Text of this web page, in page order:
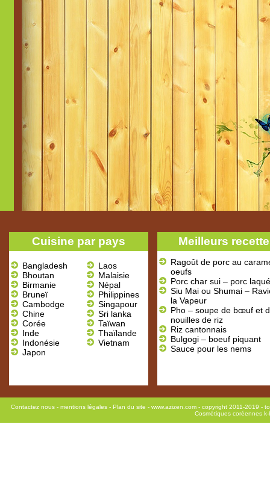
Cuisine par pays
Bangladesh
Bhoutan
Birmanie
Bruneï
Cambodge
Chine
Corée
Inde
Indonésie
Japon
Laos
Malaisie
Népal
Philippines
Singapour
Sri lanka
Taïwan
Thaïlande
Vietnam
Meilleurs
Ragoût de porc au
oeufs
Porc char sui – porc laqué
Siu Mai ou Shumai –
la Vapeur
Pho – soupe de bœuf et
nouilles de riz
Riz cantonnais
Bulgogi – boeuf piquant
Sauce pour les nems
Contactez nous - mentions légales - Plan du site - www.azizen.com - copyright 2011-2019 -
Cosmétiques coréennes